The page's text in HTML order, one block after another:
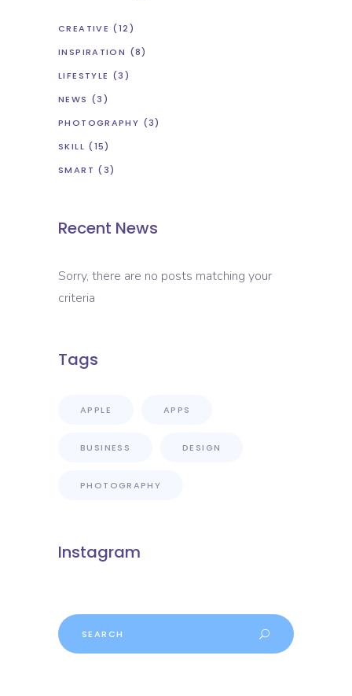
CREATIVE (12)
INSPIRATION (8)
LIFESTYLE (3)
NEWS (3)
PHOTOGRAPHY (3)
SKILL (15)
SMART (3)
Recent News
Sorry, there are no posts matching your
criteria
Tags
APPLE APPS
BUSINESS DESIGN
PHOTOGRAPHY
Instagram
Search
for: